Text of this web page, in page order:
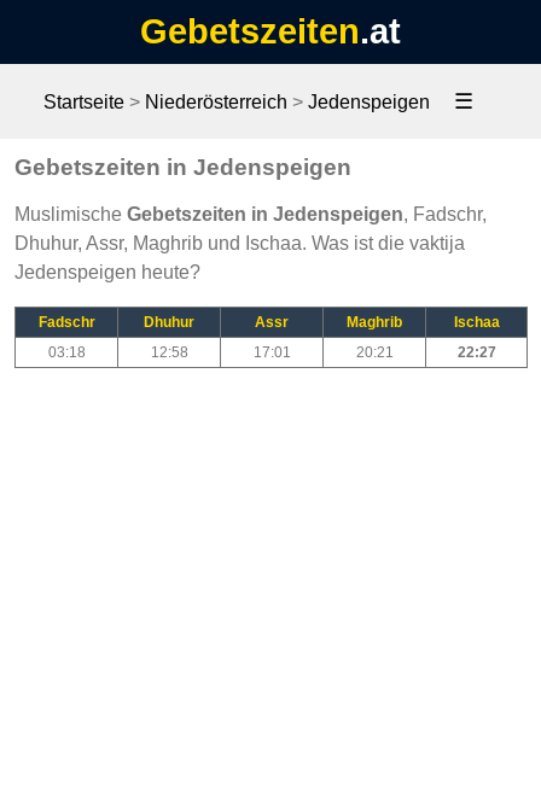
Gebetszeiten.at
Startseite > Niederösterreich > Jedenspeigen ☰
Gebetszeiten in Jedenspeigen
Muslimische Gebetszeiten in Jedenspeigen, Fadschr,
Dhuhur, Assr, Maghrib und Ischaa. Was ist die vaktija
Jedenspeigen heute?
Fadschr Dhuhur Assr Maghrib
Ischaa
03:18
12:58 17:01 20:21 22:27